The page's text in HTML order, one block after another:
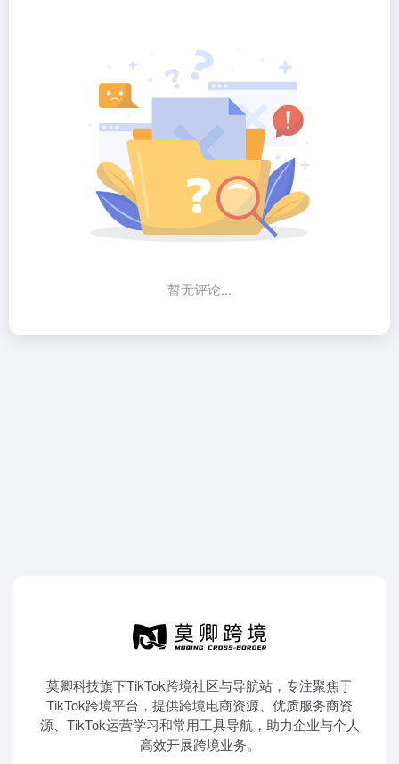
暂无评论...
莫卿科技旗下TikTok跨境社区与导航站，专注聚焦于
TikTok跨境平台，提供跨境电商资源、优质服务商资
源、TikTok运营学习和常用工具导航，助力企业与个人
高效开展跨境业务。